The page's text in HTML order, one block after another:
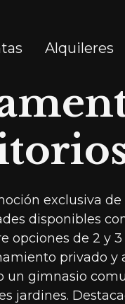
Alquileres
exclusiva
disponibles
opciones de 2 y
privado
un gimnasio
jardines.